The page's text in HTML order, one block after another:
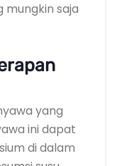
mungkin saja
yang
ini dapat
di dalam